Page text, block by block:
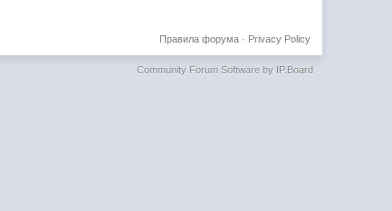
Privacy Policy
Правила форума·
Community Forum Software by IP.Board